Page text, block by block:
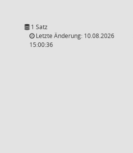
1 Satz
Letzte Änderung: 10.08.2026
15:00:36